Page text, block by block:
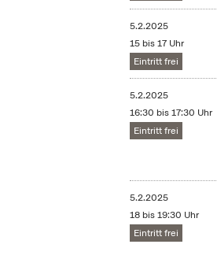
5.2.2025
15 bis 17 Uhr
Eintritt frei
5.2.2025
16:30 bis 17:30 Uhr
Eintritt frei
5.2.2025
18 bis 19:30 Uhr
Eintritt frei